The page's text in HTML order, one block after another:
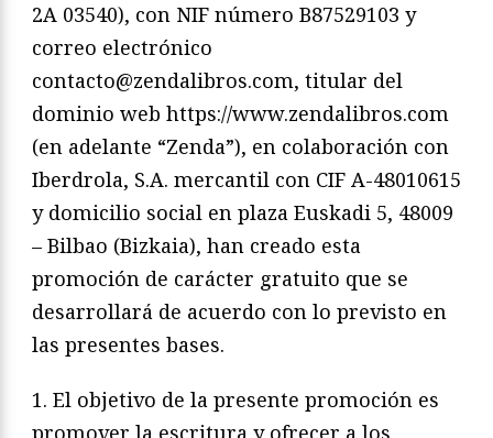
2A 03540), con NIF número B87529103 y
correo electrónico
contacto@zendalibros.com, titular del
dominio web https://www.zendalibros.com
(en adelante “Zenda”), en colaboración con
Iberdrola, S.A. mercantil con CIF A-48010615
y domicilio social en plaza Euskadi 5, 48009
– Bilbao (Bizkaia), han creado esta
promoción de carácter gratuito que se
desarrollará de acuerdo con lo previsto en
las presentes bases.
1. El objetivo de la presente promoción es
promover la escritura y ofrecer a los